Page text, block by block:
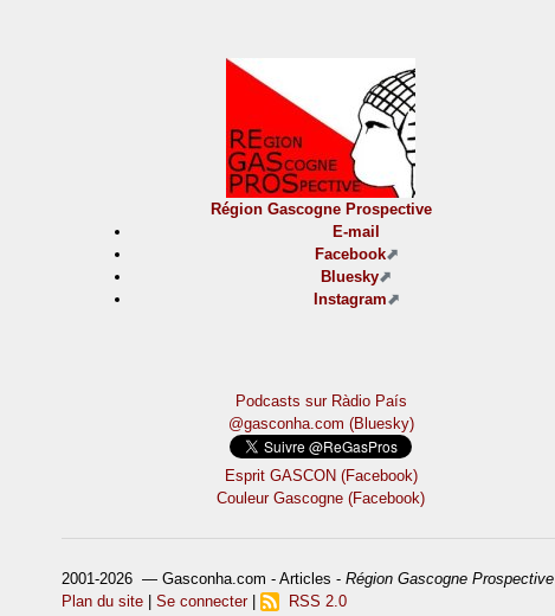
Région Gascogne Prospective
E-mail
Facebook
Bluesky
Instagram
Podcasts sur Ràdio País
@gasconha.com (Bluesky)
Esprit GASCON (Facebook)
Couleur Gascogne (Facebook)
2001-2026 — Gasconha.com - Articles - Région Gascogne Prospective
Plan du site
Se connecter| RSS 2.0